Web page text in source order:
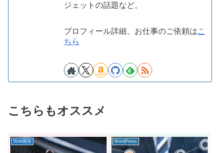
ジェットの話題など。
プロフィール詳細、お仕事のご依頼はこ
ちら
こちらもオススメ
Web開発 WordPress